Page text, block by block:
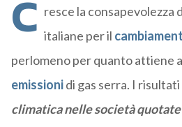
C resce la consapevolezza
italiane per il
perlomeno per quanto attiene
emissionidi gas serra. I risultati
climatica nelle società